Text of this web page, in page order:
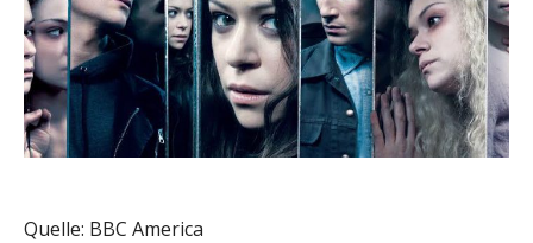
Quelle: BBC America